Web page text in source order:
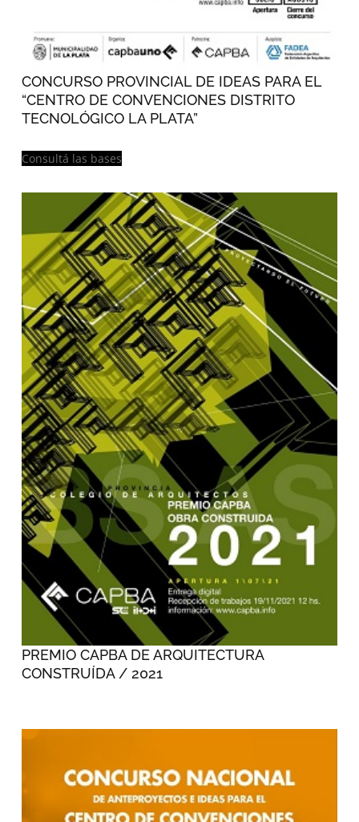
CONCURSO PROVINCIAL DE IDEAS PARA EL
“CENTRO DE CONVENCIONES DISTRITO
TECNOLÓGICO LA PLATA”
Consultá las bases
PREMIO CAPBA DE ARQUITECTURA
CONSTRUÍDA / 2021